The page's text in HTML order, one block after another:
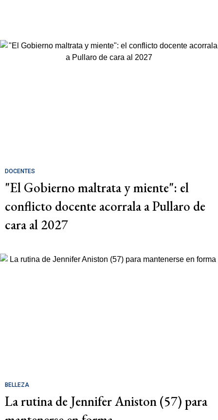
DOCENTES
"El Gobierno maltrata y miente": el
conflicto docente acorrala a Pullaro de
cara al 2027
BELLEZA
La rutina de Jennifer Aniston (57) para